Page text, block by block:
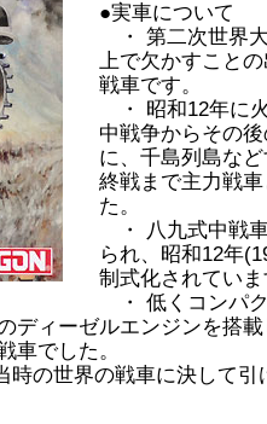
●実車について
・ 第二次世界
上で欠かすこと
戦車です。
・ 昭和12年に
中戦争からその
に、千島列島な
終戦まで主力戦
た。
・ 八九式中戦
られ、昭和12年
制式化されていま
・ 低くコンパ
ディーゼルエンジンを搭
車でした。
の世界の戦車に決して引